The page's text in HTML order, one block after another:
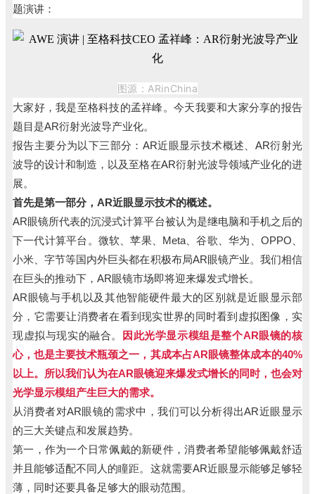
题演讲：
图源：ARinChina
大家好，我是至格科技的孟祥峰。今天我要和大家分享的报告
题目是AR衍射光波导产业化。
报告主要分为以下三部分：AR近眼显示技术概述、AR衍射光
波导的设计和制造，以及至格在AR衍射光波导领域产业化的进
展。
首先是第一部分，AR近眼显示技术的概述。
AR眼镜所代表的沉浸式计算平台被认为是继电脑和手机之后的
下一代计算平台。微软、苹果、Meta、谷歌、华为、OPPO、
小米、字节等国内外巨头都在积极布局AR眼镜产业。我们相信
在巨头的推动下，AR眼镜市场即将迎来爆发式增长。
AR眼镜与手机以及其他智能硬件最大的区别就是近眼显示部
分，它需要让消费者在看到现实世界的同时看到虚拟图像，实
现虚拟与现实的融合。
因此光学显示模组是整个AR眼镜的核
心，也是主要技术瓶颈之一，其成本占AR眼镜整体成本的40%
以上。 所以我们认为在AR眼镜迎来爆发式增长的同时，也会对
光学显示模组产生巨大的需求。
从消费者对AR眼镜的需求中，我们可以分析得出AR近眼显示
的三大关键点和发展趋势。
第一，作为一个日常佩戴的新硬件，消费者希望能够佩戴舒适
并且能够适配不同人的瞳距。这就需要AR近眼显示能够足够轻
薄，同时还要具备足够大的眼动范围。